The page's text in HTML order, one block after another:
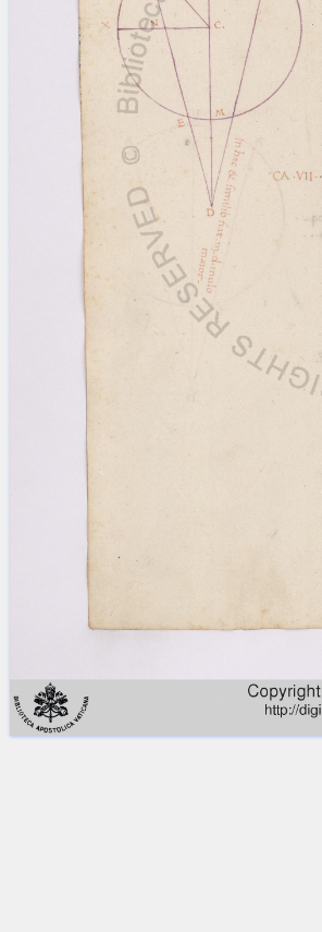
Conference
Arabic Works
Arabic Manuscripts
Latin Works
Latin Manuscripts
Latin Early Prints
Glossary
Contact